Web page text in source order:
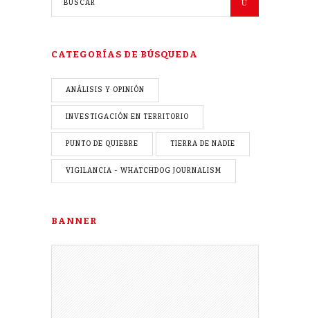
CATEGORÍAS DE BÚSQUEDA
ANÁLISIS Y OPINIÓN
INVESTIGACIÓN EN TERRITORIO
PUNTO DE QUIEBRE TIERRA DE NADIE
VIGILANCIA - WHATCHDOG JOURNALISM
BANNER